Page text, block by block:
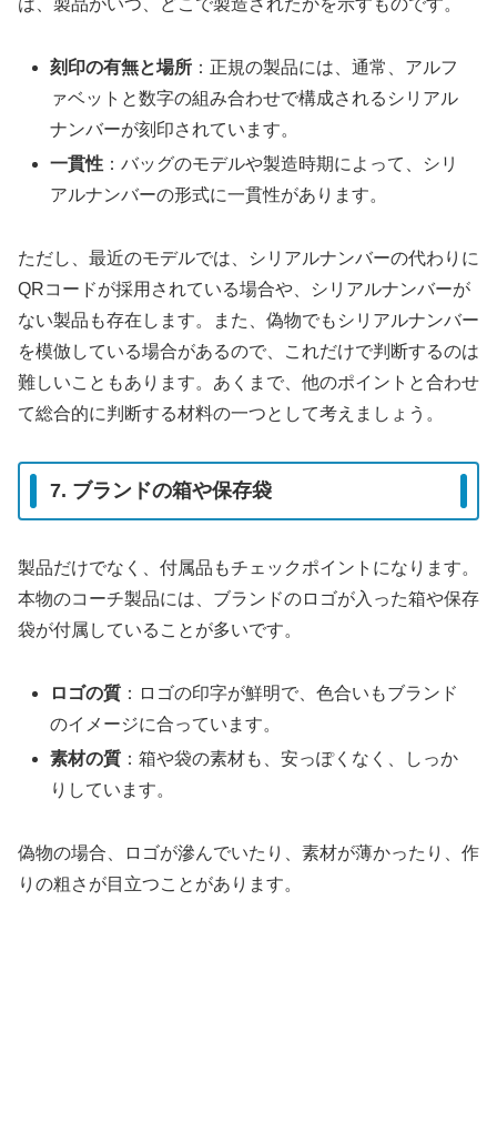
は、製品がいつ、どこで製造されたかを示すものです。
刻印の有無と場所 ：正規の製品には、通常、アルフ
ァベットと数字の組み合わせで構成されるシリアル
ナンバーが刻印されています。
一貫性 ：バッグのモデルや製造時期によって、シリ
アルナンバーの形式に一貫性があります。
ただし、最近のモデルでは、シリアルナンバーの代わりに
QRコードが採用されている場合や、シリアルナンバーが
ない製品も存在します。また、偽物でもシリアルナンバー
を模倣している場合があるので、これだけで判断するのは
難しいこともあります。あくまで、他のポイントと合わせ
て総合的に判断する材料の一つとして考えましょう。
7. ブランドの箱や保存袋
製品だけでなく、付属品もチェックポイントになります。
本物のコーチ製品には、ブランドのロゴが入った箱や保存
袋が付属していることが多いです。
ロゴの質 ：ロゴの印字が鮮明で、色合いもブランド
のイメージに合っています。
素材の質 ：箱や袋の素材も、安っぽくなく、しっか
りしています。
偽物の場合、ロゴが滲んでいたり、素材が薄かったり、作
りの粗さが目立つことがあります。